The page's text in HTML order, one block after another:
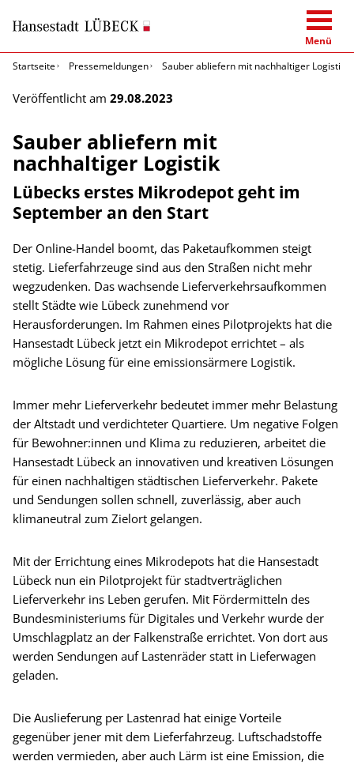
Menü
Startseite
Pressemeldungen Sauber abliefern mit nachhaltiger Logistik
Veröffentlicht am 29.08.2023
Sauber abliefern mit
nachhaltiger Logistik
Lübecks erstes Mikrodepot geht im
September an den Start
Der Online-Handel boomt, das Paketaufkommen steigt
stetig. Lieferfahrzeuge sind aus den Straßen nicht mehr
wegzudenken. Das wachsende Lieferverkehrsaufkommen
stellt Städte wie Lübeck zunehmend vor
Herausforderungen. Im Rahmen eines Pilotprojekts hat die
Hansestadt Lübeck jetzt ein Mikrodepot errichtet – als
mögliche Lösung für eine emissionsärmere Logistik.
Immer mehr Lieferverkehr bedeutet immer mehr Belastung
der Altstadt und verdichteter Quartiere. Um negative Folgen
für Bewohner:innen und Klima zu reduzieren, arbeitet die
Hansestadt Lübeck an innovativen und kreativen Lösungen
für einen nachhaltigen städtischen Lieferverkehr. Pakete
und Sendungen sollen schnell, zuverlässig, aber auch
klimaneutral zum Zielort gelangen.
Mit der Errichtung eines Mikrodepots hat die Hansestadt
Lübeck nun ein Pilotprojekt für stadtverträglichen
Lieferverkehr ins Leben gerufen. Mit Fördermitteln des
Bundesministeriums für Digitales und Verkehr wurde der
Umschlagplatz an der Falkenstraße errichtet. Von dort aus
werden Sendungen auf Lastenräder statt in Lieferwagen
geladen.
Die Auslieferung per Lastenrad hat einige Vorteile
gegenüber jener mit dem Lieferfahrzeug. Luftschadstoffe
werden vermieden, aber auch Lärm ist eine Emission, die